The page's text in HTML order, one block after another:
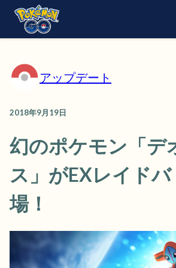
アップデート
2018年9月19日
幻のポケモン「デ
ス」がEXレイド
場！